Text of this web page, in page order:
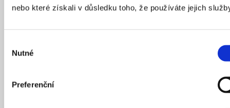
nebo které získali v důsledku toho, že používáte jejich
souhlasu
Nutné
Preferenční